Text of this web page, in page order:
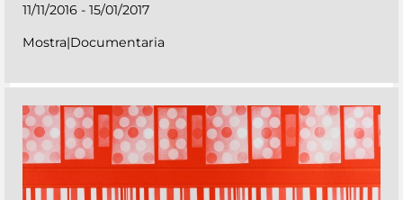
11/11/2016 - 15/01/2017
Mostra|Documentaria